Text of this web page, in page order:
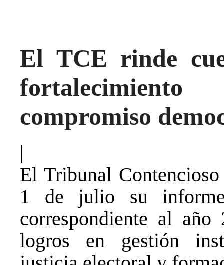
El TCE rinde
compromiso
|
El Tribunal
1 de julio su
correspondiente al año
logros en gestión